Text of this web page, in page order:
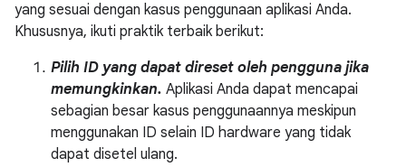
yang sesuai dengan kasus penggunaan aplikasi Anda.
Khususnya, ikuti praktik terbaik berikut:
Pilih ID yang dapat direset oleh pengguna jika
memungkinkan. Aplikasi Anda dapat mencapai
sebagian besar kasus penggunaannya meskipun
menggunakan ID selain ID hardware yang tidak
dapat disetel ulang.